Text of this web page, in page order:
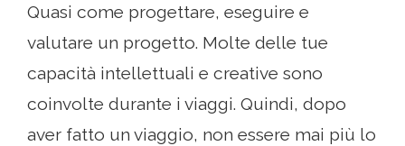
Quasi come progettare, eseguire e
valutare un progetto. Molte delle tue
capacità intellettuali e creative sono
coinvolte durante i viaggi. Quindi, dopo
aver fatto un viaggio, non essere mai più lo